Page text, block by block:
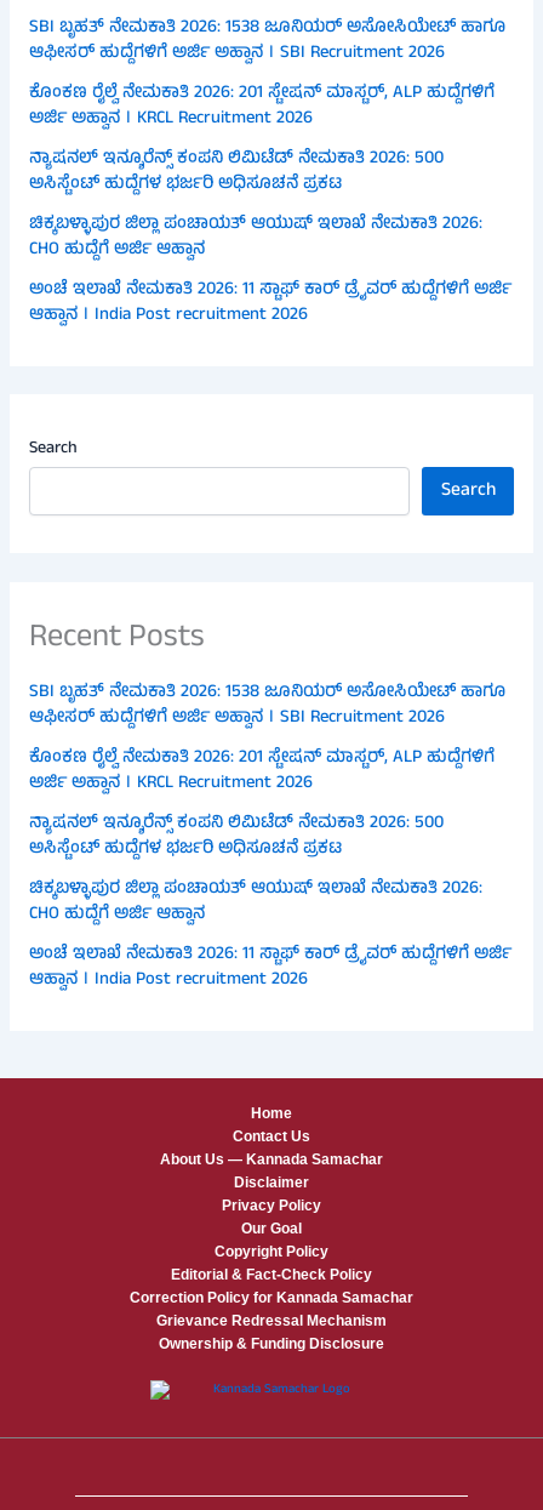
SBI ಬೃಹತ್ ನೇಮಕಾತಿ 2026: 1538 ಜೂನಿಯರ್ ಅಸೋಸಿಯೇಟ್ ಹಾಗೂ
ಆಫೀಸರ್ ಹುದ್ದೆಗಳಿಗೆ ಅರ್ಜಿ ಅಹ್ವಾನ । SBI Recruitment 2026
ಕೊಂಕಣ ರೈಲ್ವೆ ನೇಮಕಾತಿ 2026: 201 ಸ್ಟೇಷನ್ ಮಾಸ್ಟರ್, ALP ಹುದ್ದೆಗಳಿಗೆ
ಅರ್ಜಿ ಅಹ್ವಾನ । KRCL Recruitment 2026
ನ್ಯಾಷನಲ್ ಇನ್ಶೂರೆನ್ಸ್ ಕಂಪನಿ ಲಿಮಿಟೆಡ್ ನೇಮಕಾತಿ 2026: 500
ಅಸಿಸ್ಟೆಂಟ್ ಹುದ್ದೆಗಳ ಭರ್ಜರಿ ಅಧಿಸೂಚನೆ ಪ್ರಕಟ
ಚಿಕ್ಕಬಳ್ಳಾಪುರ ಜಿಲ್ಲಾ ಪಂಚಾಯತ್ ಆಯುಷ್ ಇಲಾಖೆ ನೇಮಕಾತಿ 2026:
CHO ಹುದ್ದೆಗೆ ಅರ್ಜಿ ಆಹ್ವಾನ
ಅಂಚೆ ಇಲಾಖೆ ನೇಮಕಾತಿ 2026: 11 ಸ್ಟಾಫ್ ಕಾರ್ ಡ್ರೈವರ್ ಹುದ್ದೆಗಳಿಗೆ ಅರ್ಜಿ
ಆಹ್ವಾನ । India Post recruitment 2026
Search
Search
Recent Posts
SBI ಬೃಹತ್ ನೇಮಕಾತಿ 2026: 1538 ಜೂನಿಯರ್ ಅಸೋಸಿಯೇಟ್ ಹಾಗೂ
ಆಫೀಸರ್ ಹುದ್ದೆಗಳಿಗೆ ಅರ್ಜಿ ಅಹ್ವಾನ । SBI Recruitment 2026
ಕೊಂಕಣ ರೈಲ್ವೆ ನೇಮಕಾತಿ 2026: 201 ಸ್ಟೇಷನ್ ಮಾಸ್ಟರ್, ALP ಹುದ್ದೆಗಳಿಗೆ
ಅರ್ಜಿ ಅಹ್ವಾನ । KRCL Recruitment 2026
ನ್ಯಾಷನಲ್ ಇನ್ಶೂರೆನ್ಸ್ ಕಂಪನಿ ಲಿಮಿಟೆಡ್ ನೇಮಕಾತಿ 2026: 500
ಅಸಿಸ್ಟೆಂಟ್ ಹುದ್ದೆಗಳ ಭರ್ಜರಿ ಅಧಿಸೂಚನೆ ಪ್ರಕಟ
ಚಿಕ್ಕಬಳ್ಳಾಪುರ ಜಿಲ್ಲಾ ಪಂಚಾಯತ್ ಆಯುಷ್ ಇಲಾಖೆ ನೇಮಕಾತಿ 2026:
CHO ಹುದ್ದೆಗೆ ಅರ್ಜಿ ಆಹ್ವಾನ
ಅಂಚೆ ಇಲಾಖೆ ನೇಮಕಾತಿ 2026: 11 ಸ್ಟಾಫ್ ಕಾರ್ ಡ್ರೈವರ್ ಹುದ್ದೆಗಳಿಗೆ ಅರ್ಜಿ
ಆಹ್ವಾನ । India Post recruitment 2026
Home
Contact Us
About Us — Kannada Samachar
Disclaimer
Privacy Policy
Our Goal
Copyright Policy
Editorial & Fact-Check Policy
Correction Policy for Kannada Samachar
Grievance Redressal Mechanism
Ownership & Funding Disclosure